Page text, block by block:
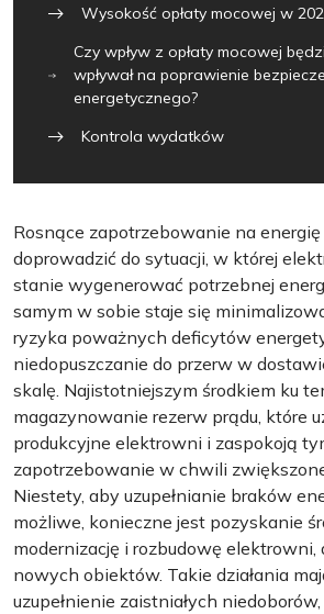
Wysokość opłaty mocowej w
Czy wpływ z opłaty mocowej
wpływał na poprawienie
energetycznego?
Kontrola wydatków
Rosnące zapotrzebowanie na
doprowadzić do sytuacji, w której
stanie wygenerować potrzebnej
samym w sobie staje się
ryzyka poważnych deficytów
niedopuszczanie do przerw w
skalę. Najistotniejszym środkiem ku
magazynowanie rezerw prądu, które
produkcyjne elektrowni i zaspokoją
zapotrzebowanie w chwili
Niestety, aby uzupełnianie braków
możliwe, konieczne jest pozyskanie
modernizację i rozbudowę elektrowni,
nowych obiektów. Takie działania
uzupełnienie zaistniałych